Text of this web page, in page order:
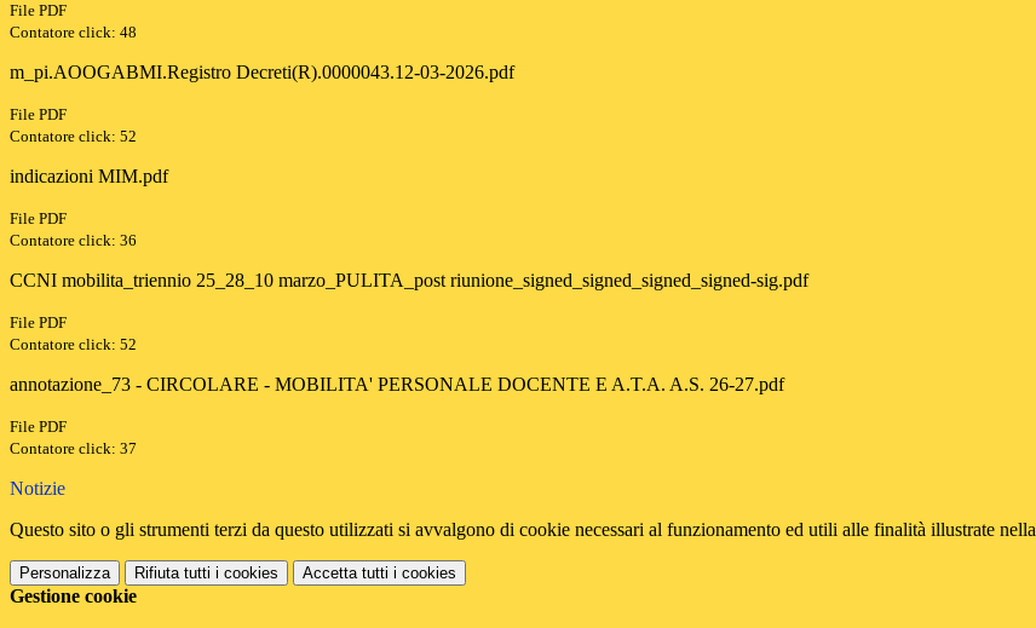
File PDF
Contatore click: 48
m_pi.AOOGABMI.Registro Decreti(R).0000043.12-03-2026.pdf
File PDF
Contatore click: 52
indicazioni MIM.pdf
File PDF
Contatore click: 36
CCNI mobilita_triennio 25_28_10 marzo_PULITA_post riunione_signed_signed_signed_signed-sig.pdf
File PDF
Contatore click: 52
annotazione_73 - CIRCOLARE - MOBILITA' PERSONALE DOCENTE E A.T.A. A.S. 26-27.pdf
File PDF
Contatore click: 37
Notizie
Questo sito o gli strumenti terzi da questo utilizzati si avvalgono di cookie necessari al funzionamento ed utili alle finalità illustrate nella
Personalizza Rifiuta tutti i cookies Accetta tutti i cookies
Gestione cookie